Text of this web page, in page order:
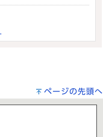
ページの先頭へ